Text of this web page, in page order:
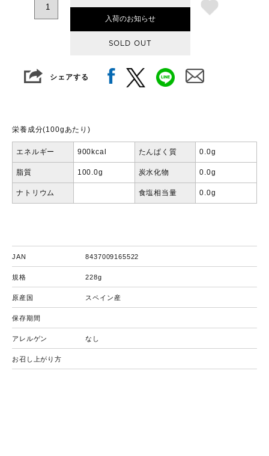
入荷のお知らせ
SOLD OUT
シェアする
栄養成分(100gあたり)
エネルギー 900kcal たんぱく質 0.0g
脂質 100.0g 炭水化物 0.0g
ナトリウム 食塩相当量 0.0g
JAN 8437009165522
規格 228g
原産国 スペイン産
保存期間
アレルゲン なし
お召し上がり方